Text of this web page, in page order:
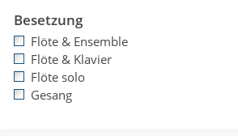
Besetzung
Flöte & Ensemble
Flöte & Klavier
Flöte solo
Gesang